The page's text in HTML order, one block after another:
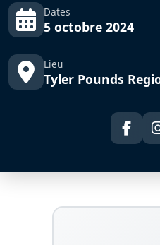
Dates
5 octobre 2024
Lieu
Tyler Pounds